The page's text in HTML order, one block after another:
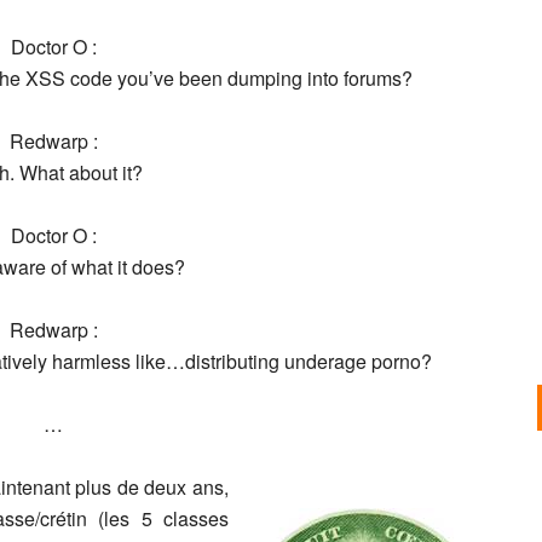
Doctor O :
XSS code you’ve been dumping into forums?
Redwarp :
What about it?
Doctor O :
of what it does?
Redwarp :
harmless like…distributing underage porno?
…
plus de deux ans,
crétin (les 5 classes